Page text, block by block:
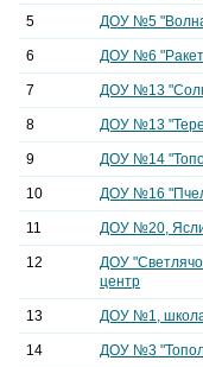
5 ДОУ №5
6 ДОУ №6
7 ДОУ №13
8 ДОУ №13
9 ДОУ №14
10 ДОУ №16
11 ДОУ №20,
12
ДОУ
центр
13 ДОУ №1,
14 ДОУ №3